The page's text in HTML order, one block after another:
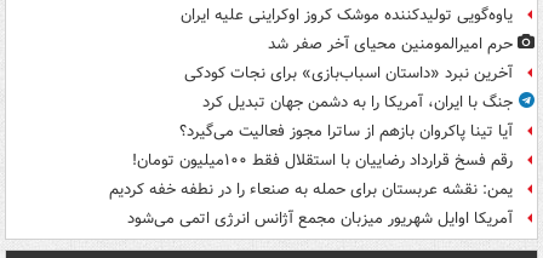
یاوه‌گویی تولیدکننده موشک کروز اوکراینی علیه ایران
حرم امیرالمومنین محیای آخر صفر شد
آخرین نبرد «داستان اسباب‌بازی» برای نجات کودکی
جنگ با ایران، آمریکا را به دشمن جهان تبدیل کرد
آیا تینا پاکروان بازهم از ساترا مجوز فعالیت می‌گیرد؟
رقم فسخ قرارداد رضاییان با استقلال فقط ۱۰۰میلیون تومان!
یمن: نقشه عربستان برای حمله به صنعاء را در نطفه خفه کردیم
آمریکا اوایل شهریور میزبان مجمع آژانس انرژی اتمی می‌شود